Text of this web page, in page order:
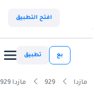
افتح التطبيق
بع تطبيق
مازدا 929 مازدا 929 interior, exterior pictures